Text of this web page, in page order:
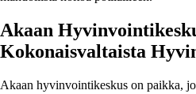
Akaan
Kokonaisvaltaista
Akaan hyvinvointikeskus on paikka,